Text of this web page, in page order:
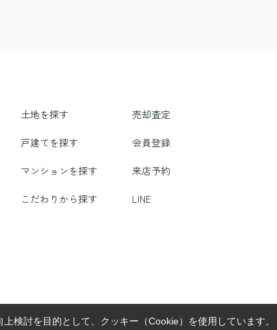
土地を探す 売却査定
戸建てを探す 会員登録
マンションを探す 来店予約
こだわりから探す LINE
検討を目的として、クッキー（Cookie）を使用しています。